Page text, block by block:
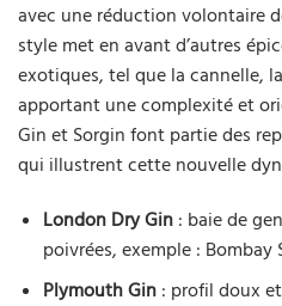
avec une réduction volontaire
style met en avant d’autres
exotiques, tel que la cannelle,
apportant une complexité et
Gin et Sorgin font partie des
qui illustrent cette nouvelle
London Dry Gin: baie de
poivrées, exemple : Bombay
Plymouth Gin: profil doux et